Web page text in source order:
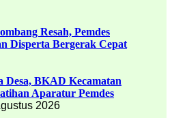
Resah, Pemdes
Disperta Bergerak Cepat
Desa, BKAD Kecamatan
Aparatur Pemdes
2026